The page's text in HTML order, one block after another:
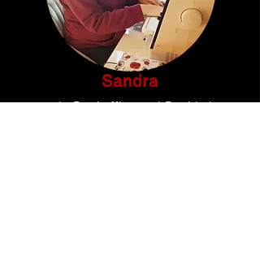
Sandra
- macht Backoffice und Buchhaltung